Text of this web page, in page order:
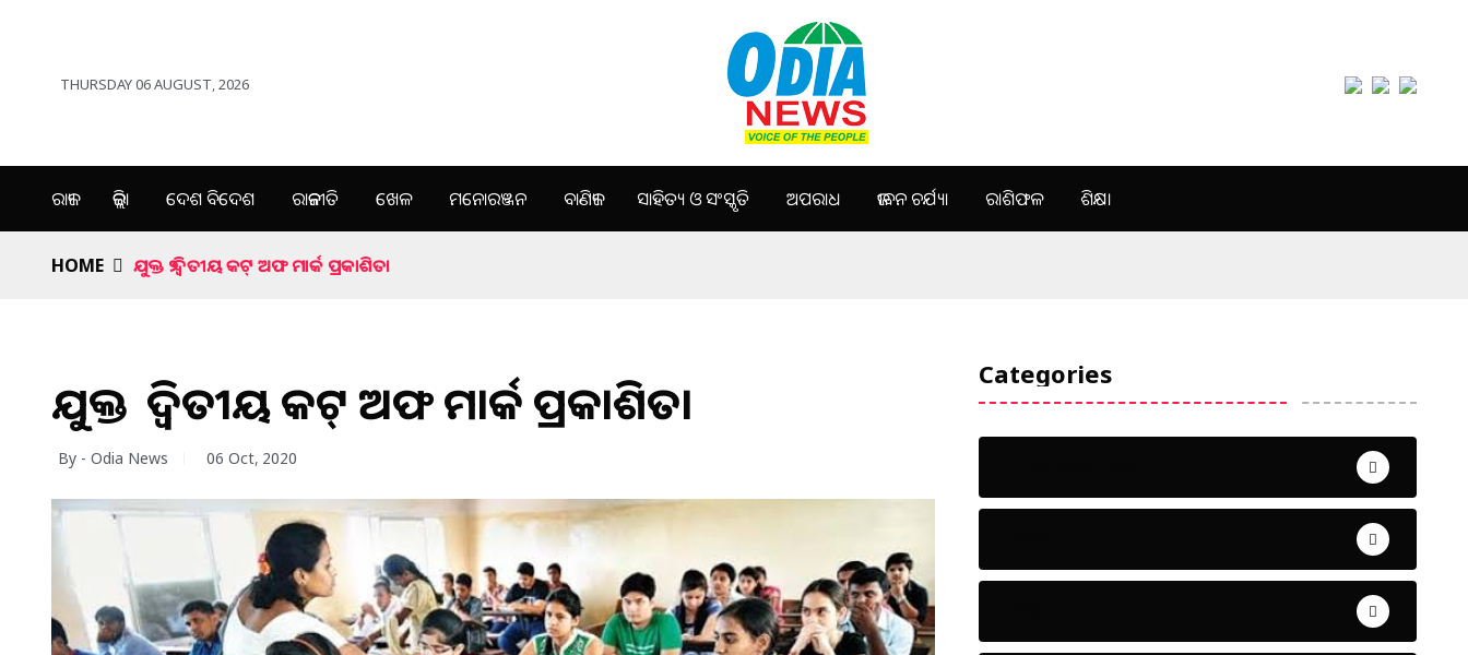
THURSDAY 06 AUGUST, 2026
ରାଜ୍ୟ ଜିଲ୍ଲା ଦେଶ ବିଦେଶ ରାଜନୀତି ଖେଳ ମନୋରଞ୍ଜନ ବାଣିଜ୍ୟ ସାହିତ୍ୟ ଓ ସଂସ୍କୃତି ଅପରାଧ ଜୀବନ ଚର୍ଯ୍ୟା ରାଶିଫଳ ଶିକ୍ଷା
HOME ଯୁକ୍ତ ୨ ଦ୍ବିତୀୟ କଟ୍ ଅଫ ମାର୍କ ପ୍ରକାଶିତ।
ଯୁକ୍ତ ୨ ଦ୍ବିତୀୟ କଟ୍ ଅଫ ମାର୍କ ପ୍ରକାଶିତ।
By - Odia News 06 Oct, 2020
Categories